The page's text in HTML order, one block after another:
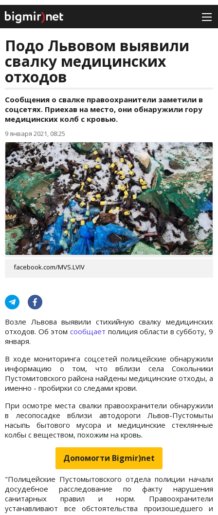
Подо Львовом выявили
свалку медицинских
отходов
Сообщения о свалке правоохранители заметили в
соцсетях. Приехав на место, они обнаружили гору
медицинских колб с кровью.
9 января 2021, 08:25
facebook.com/MVS.LVIV
Возле Львова выявили стихийную свалку медицинских
отходов. Об этом сообщает полиция области в субботу, 9
января.
В ходе мониторинга соцсетей полицейские обнаружили
информацию о том, что вблизи села Сокольники
Пустомитовского района найдены медицинские отходы, а
именно - пробирки со следами крови.
При осмотре места свалки правоохранители обнаружили
в лесопосадке вблизи автодороги Львов-Пустомыты
насыпь бытового мусора и медицинские стеклянные
колбы с веществом, похожим на кровь.
Допомогти Bigmir)net
"Полицейские Пустомытовского отдела полиции начали
досудебное расследование по факту нарушения
санитарных правил и норм. Правоохранители
устанавливают все обстоятельства произошедшего и